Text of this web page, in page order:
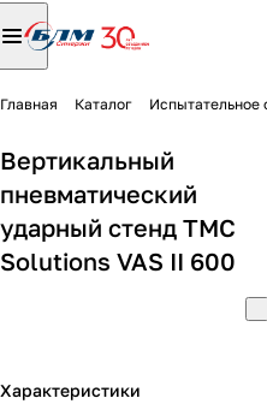
Главная Каталог Испытательное
Вертикальный
пневматический
ударный стенд TMC
Solutions VAS II 600
Характеристики